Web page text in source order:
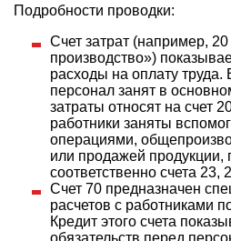
Подробности проводки:
Счет затрат (например,
производство»)
расходы на оплату труда.
персонал занят в
затраты относят на счет
работники заняты
операциями,
или продажей продукции,
соответственно счета 23,
Счет 70 предназначен
расчетов с работниками
Кредит этого счета
обязательств перед